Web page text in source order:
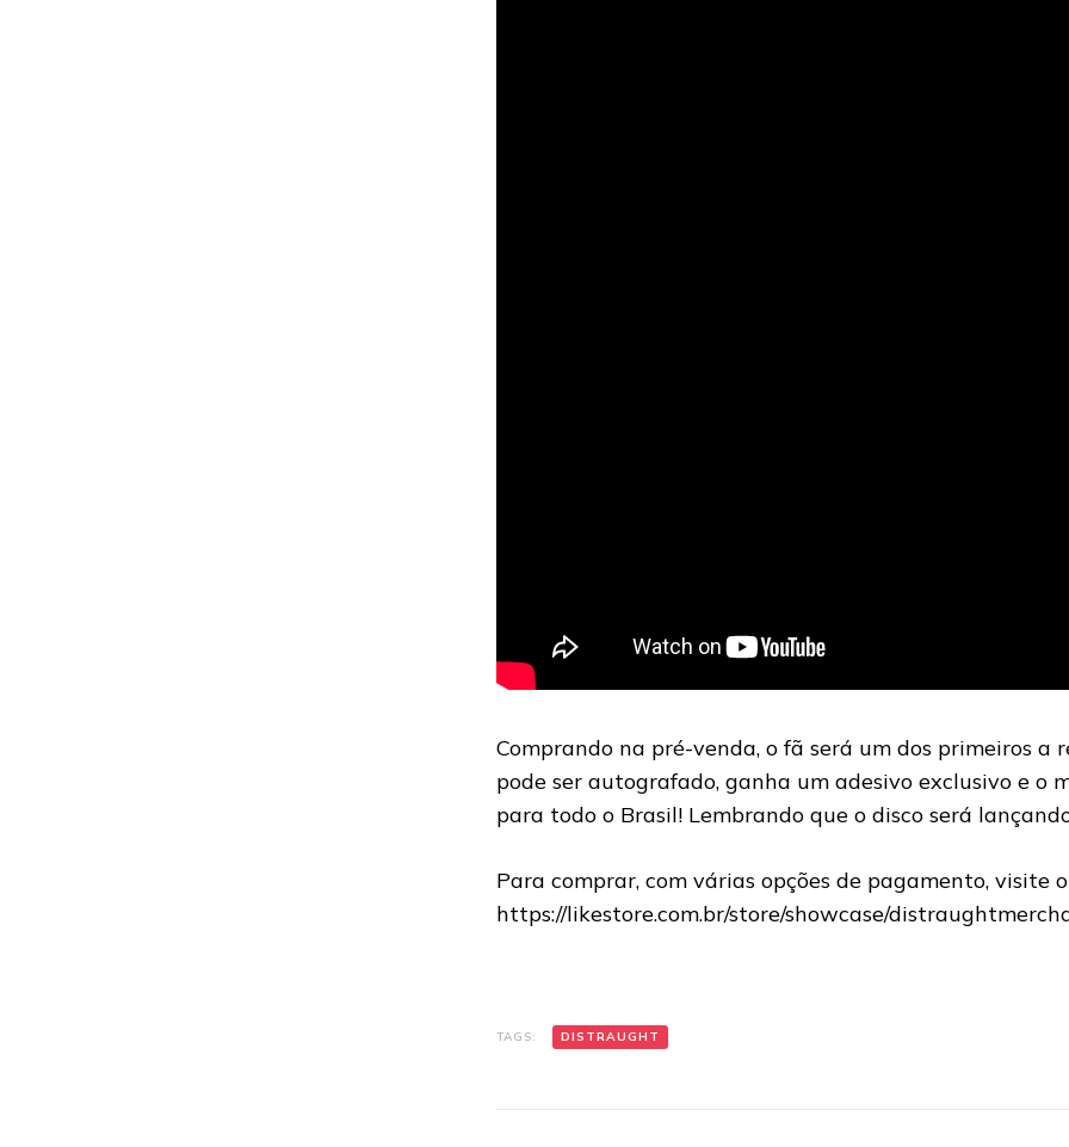
Comprando na pré-venda, o fã será um dos primeiros a
pode ser autografado, ganha um adesivo exclusivo e o
para todo o Brasil! Lembrando que o disco será
Para comprar, com várias opções de pagamento, visite
https://likestore.com.br/store/showcase/
TAGS: DISTRAUGHT